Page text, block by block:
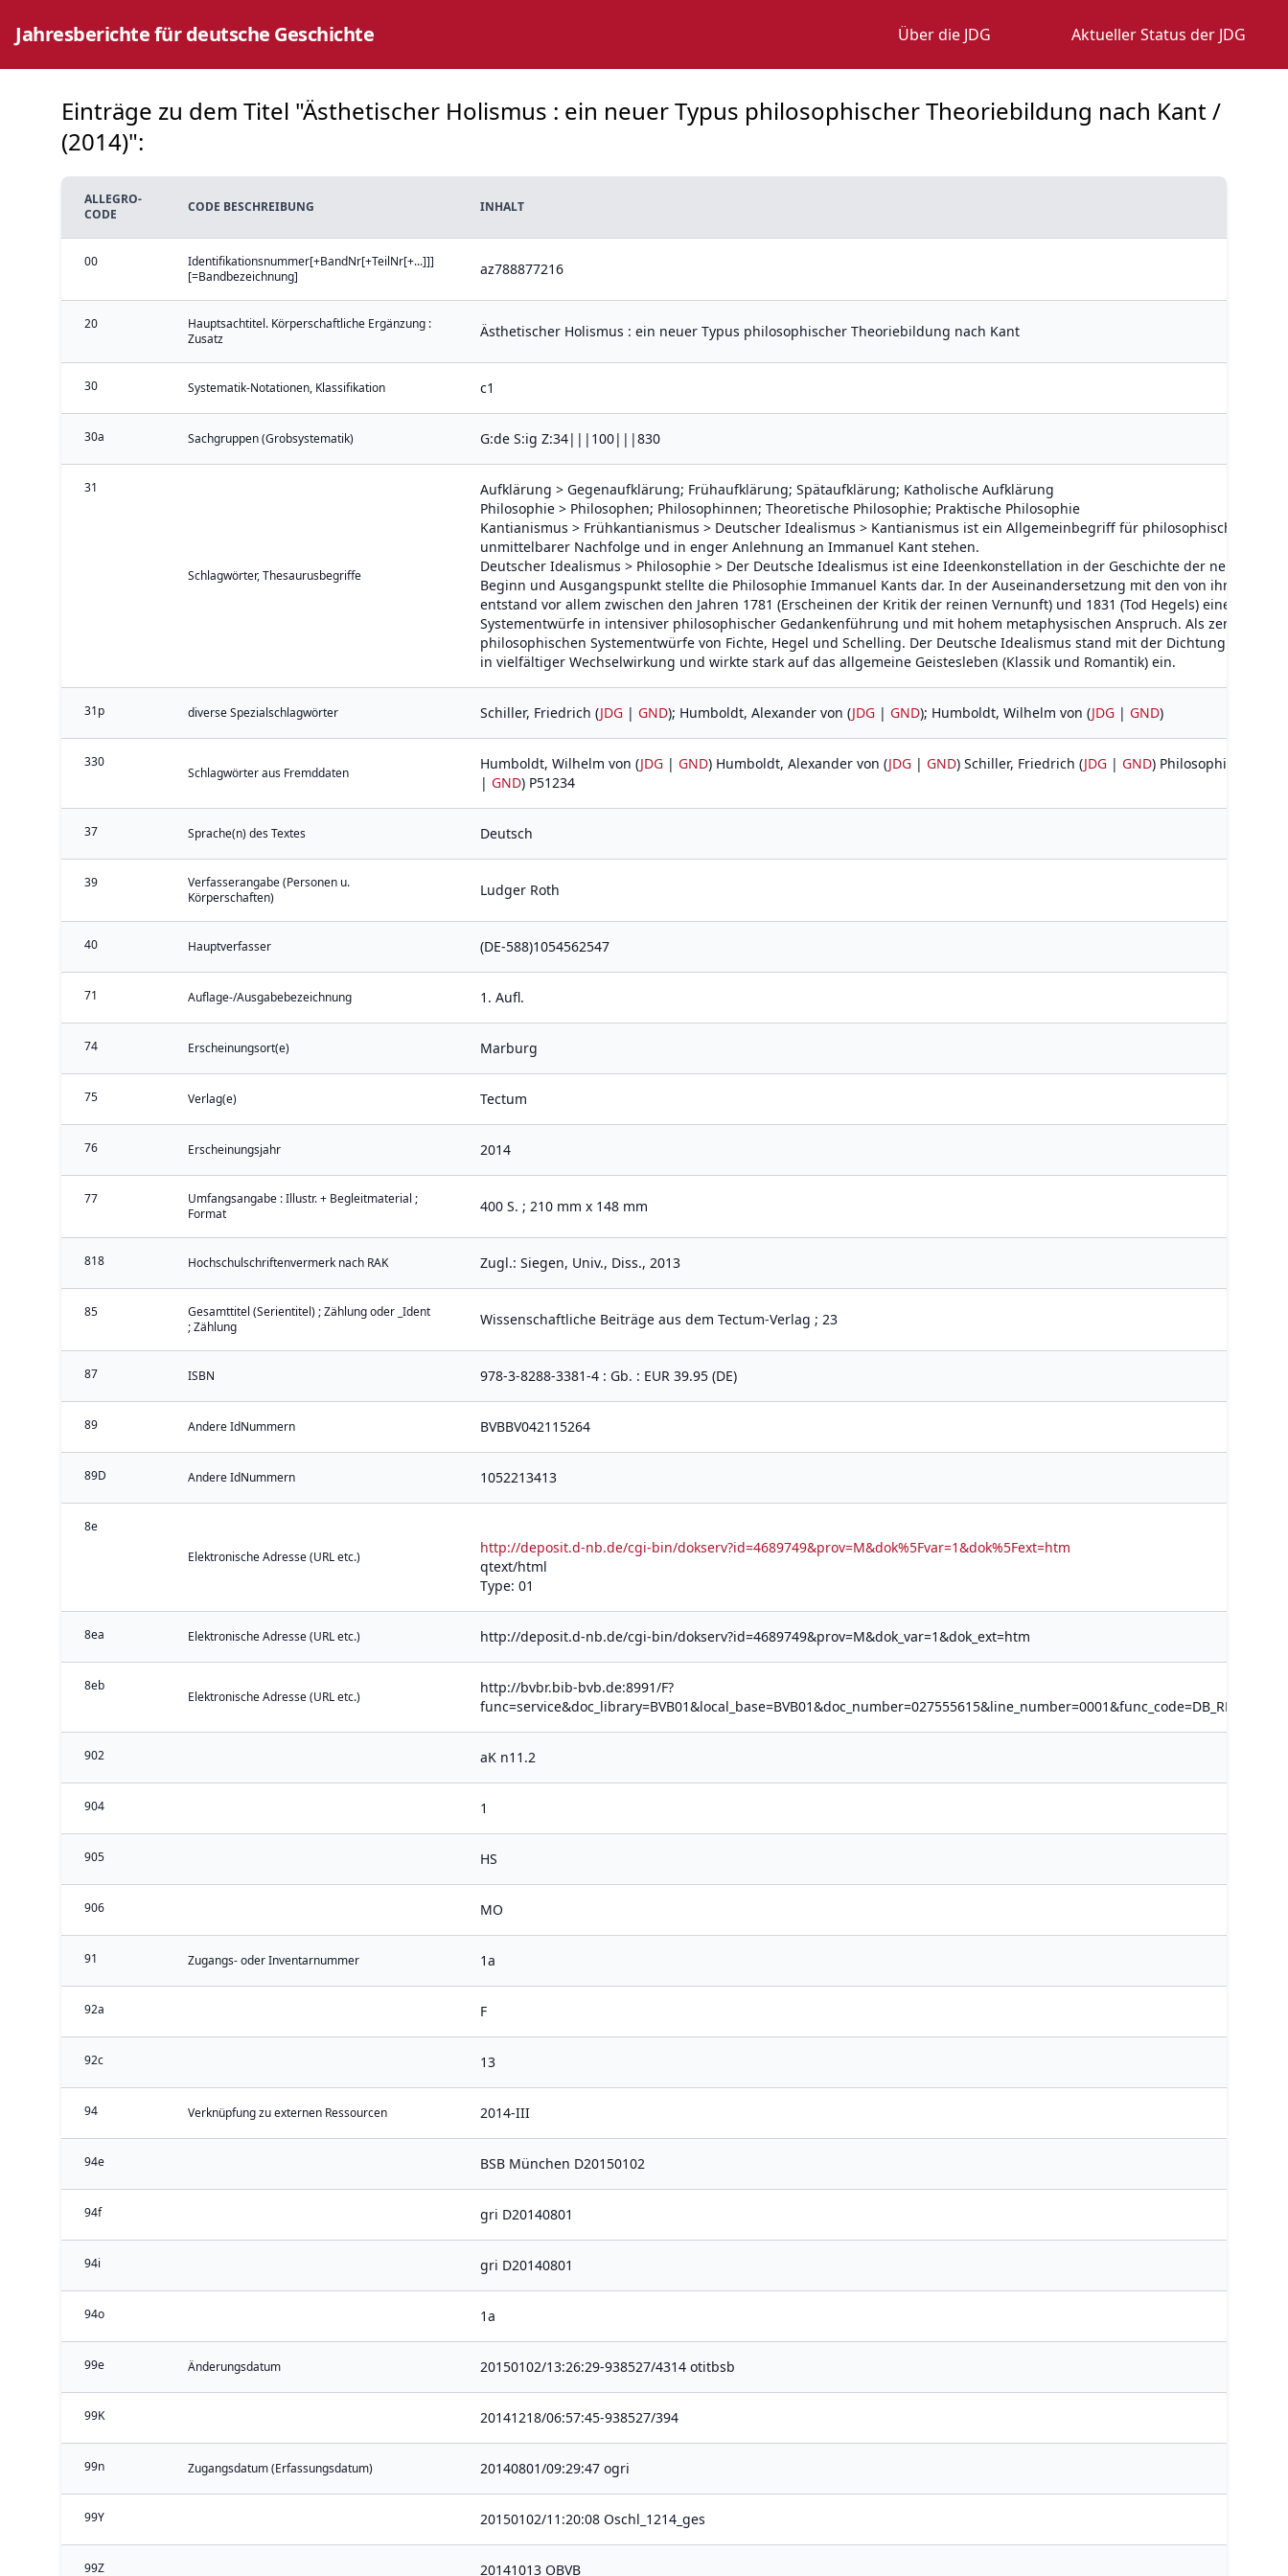
Jahresberichte für deutsche Geschichte Über die JDG Aktueller Status der JDG
Einträge zu dem Titel "Ästhetischer Holismus : ein neuer Typus philosophischer Theoriebildung nach Kant /
(2014)":
ALLEGRO-
CODE
CODE BESCHREIBUNG INHALT
00
Identifikationsnummer[+BandNr[+TeilNr[+...]]]
[=Bandbezeichnung]
az788877216
20
Hauptsachtitel. Körperschaftliche Ergänzung :
Zusatz
Ästhetischer Holismus : ein neuer Typus philosophischer Theoriebildung nach Kant
30 Systematik-Notationen, Klassifikation c1
30a Sachgruppen (Grobsystematik) G:de S:ig Z:34|||100|||830
31
Schlagwörter, Thesaurusbegriffe
Aufklärung > Gegenaufklärung; Frühaufklärung; Spätaufklärung; Katholische Aufklärung
Philosophie > Philosophen; Philosophinnen; Theoretische Philosophie; Praktische Philosophie
Kantianismus > Frühkantianismus > Deutscher Idealismus > Kantianismus ist ein Allgemeinbegriff für philosophische
unmittelbarer Nachfolge und in enger Anlehnung an Immanuel Kant stehen.
Deutscher Idealismus > Philosophie > Der Deutsche Idealismus ist eine Ideenkonstellation in der Geschichte der neueren
Beginn und Ausgangspunkt stellte die Philosophie Immanuel Kants dar. In der Auseinandersetzung mit den von ihm
entstand vor allem zwischen den Jahren 1781 (Erscheinen der Kritik der reinen Vernunft) und 1831 (Tod Hegels) eine Fülle
Systementwürfe in intensiver philosophischer Gedankenführung und mit hohem metaphysischen Anspruch. Als zentral
philosophischen Systementwürfe von Fichte, Hegel und Schelling. Der Deutsche Idealismus stand mit der Dichtung und
in vielfältiger Wechselwirkung und wirkte stark auf das allgemeine Geistesleben (Klassik und Romantik) ein.
31p diverse Spezialschlagwörter Schiller, Friedrich (JDG | GND); Humboldt, Alexander von (JDG | GND); Humboldt, Wilhelm von (JDG | GND)
330
Schlagwörter aus Fremddaten
Humboldt, Wilhelm von (JDG | GND) Humboldt, Alexander von (JDG | GND) Schiller, Friedrich (JDG | GND) Philosophie (
| GND) P51234
37 Sprache(n) des Textes Deutsch
39
Verfasserangabe (Personen u.
Körperschaften)
Ludger Roth
40 Hauptverfasser (DE-588)1054562547
71 Auflage-/Ausgabebezeichnung 1. Aufl.
74 Erscheinungsort(e) Marburg
75 Verlag(e) Tectum
76 Erscheinungsjahr 2014
77
Umfangsangabe : Illustr. + Begleitmaterial ;
Format
400 S. ; 210 mm x 148 mm
818 Hochschulschriftenvermerk nach RAK Zugl.: Siegen, Univ., Diss., 2013
85
Gesamttitel (Serientitel) ; Zählung oder _Ident
; Zählung
Wissenschaftliche Beiträge aus dem Tectum-Verlag ; 23
87 ISBN 978-3-8288-3381-4 : Gb. : EUR 39.95 (DE)
89 Andere IdNummern BVBBV042115264
89D Andere IdNummern 1052213413
8e
Elektronische Adresse (URL etc.)
http://deposit.d-nb.de/cgi-bin/dokserv?id=4689749&prov=M&dok%5Fvar=1&dok%5Fext=htm
qtext/html
Type: 01
8ea Elektronische Adresse (URL etc.) http://deposit.d-nb.de/cgi-bin/dokserv?id=4689749&prov=M&dok_var=1&dok_ext=htm
8eb
Elektronische Adresse (URL etc.)
http://bvbr.bib-bvb.de:8991/F?
902 aK n11.2
904 1
905 HS
906 MO
91 Zugangs- oder Inventarnummer 1a
92a F
92c 13
94 Verknüpfung zu externen Ressourcen 2014-III
94e BSB München D20150102
94f gri D20140801
94i gri D20140801
94o 1a
99e Änderungsdatum 20150102/13:26:29-938527/4314 otitbsb
99K 20141218/06:57:45-938527/394
99n Zugangsdatum (Erfassungsdatum) 20140801/09:29:47 ogri
99Y 20150102/11:20:08 Oschl_1214_ges
99Z 20141013 OBVB